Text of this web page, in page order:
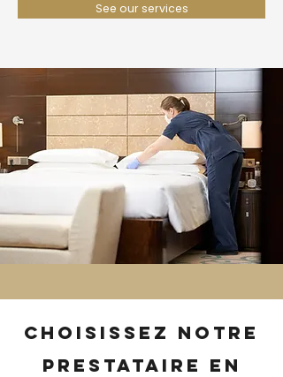
See our services
Choisissez notre
prestataire en